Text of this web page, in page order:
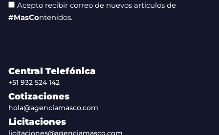
Acepto recibir correo de nuevos artículos de
#MasContenidos.
Central Telefónica
+51 932 524 142
Cotizaciones
hola@agenciamasco.com
Licitaciones